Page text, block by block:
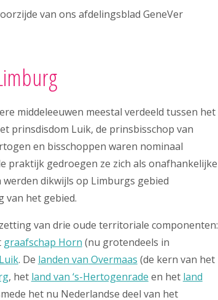
van ons afdelingsblad GeneVer
middeleeuwen meestal verdeeld tussen het
prinsdisdom Luik, de prinsbisschop van
en bisschoppen waren nominaal
praktijk gedroegen ze zich als onafhankelijke
dikwijls op Limburgs gebied
van het gebied.
van drie oude territoriale componenten:
graafschap Horn (nu grotendeels in
. De landen van Overmaas (de kern van het
, het land van ‘s-Hertogenrade en het land
het nu Nederlandse deel van het